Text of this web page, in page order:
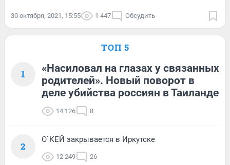
30 октября, 2021, 15:55 1 447 Обсудить
ТОП 5
1
«Насиловал на глазах у связанных
родителей». Новый поворот в
деле убийства россиян в Таиланде
14 126 8
2
О`КЕЙ закрывается в Иркутске
12 249 26